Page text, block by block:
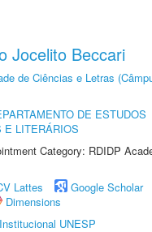
Jocelito Beccari
de Ciências e Letras
DE ESTUDOS
E LITERÁRIOS
Category: RDIDP
Lattes
Google Scholar
Dimensions
UNESP